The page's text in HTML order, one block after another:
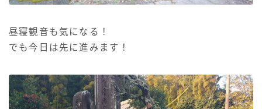
昼寝観音も気になる！
でも今日は先に進みます！